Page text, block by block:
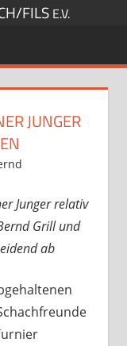
FILS E.V.
JUNGER
Startseite
hinterlassen
Junger relativ
Grill und
ab